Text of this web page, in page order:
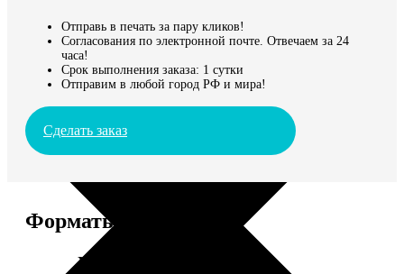
Отправь в печать за пару кликов!
Согласования по электронной почте. Отвечаем за 24
часа!
Срок выполнения заказа: 1 сутки
Отправим в любой город РФ и мира!
Сделать заказ
Форматы и цены
Услуга